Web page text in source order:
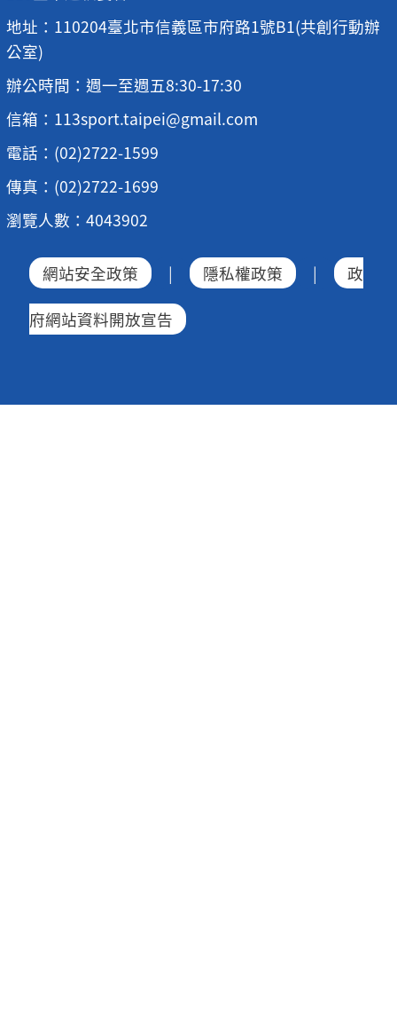
地址：110204臺北市信義區市府路1號B1(共創行動辦
公室)
辦公時間：週一至週五8:30-17:30
信箱：113sport.taipei@gmail.com
電話：(02)2722-1599
傳真：(02)2722-1699
瀏覽人數：4043902
網站安全政策 | 隱私權政策 | 政
府網站資料開放宣告